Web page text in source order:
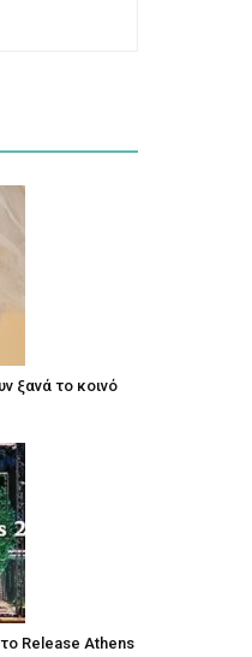
ξανά το κοινό
Release Athens